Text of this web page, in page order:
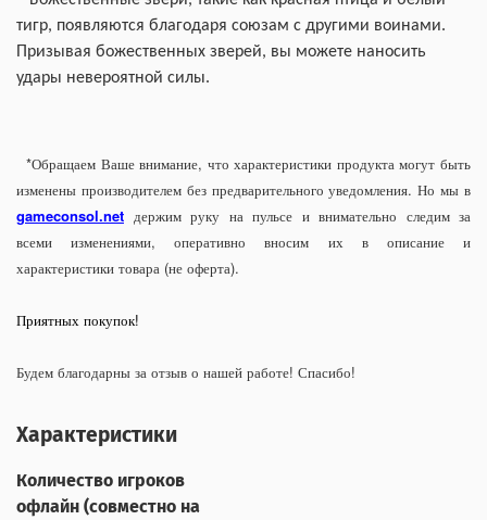
тигр, появляются благодаря союзам с другими воинами.
Призывая божественных зверей, вы можете наносить
удары невероятной силы.
*Обращаем Ваше внимание, что характеристики продукта могут быть
изменены производителем без предварительного уведомления. Но мы в
gameconsol.net держим руку на пульсе и внимательно следим за
всеми изменениями, оперативно вносим их в описание и
характеристики товара (не оферта).
Приятных покупок!
Будем благодарны за отзыв о нашей работе! Спасибо!
Характеристики
Количество игроков
офлайн (совместно на